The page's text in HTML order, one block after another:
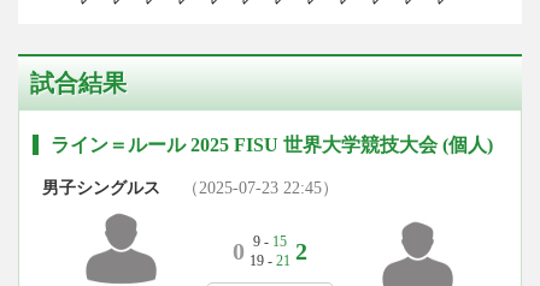
試合結果
ライン＝ルール 2025 FISU 世界大学競技大会 (個人)
男子シングルス （2025-07-23 22:45）
0 9 - 15
19 - 21 2